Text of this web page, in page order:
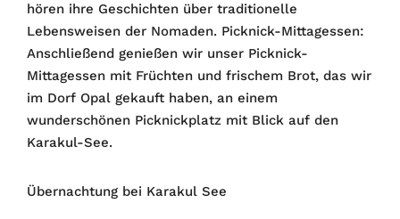
hören ihre Geschichten über traditionelle
Lebensweisen der Nomaden. Picknick-Mittagessen:
Anschließend genießen wir unser Picknick-
Mittagessen mit Früchten und frischem Brot, das wir
im Dorf Opal gekauft haben, an einem
wunderschönen Picknickplatz mit Blick auf den
Karakul-See.
Übernachtung bei Karakul See